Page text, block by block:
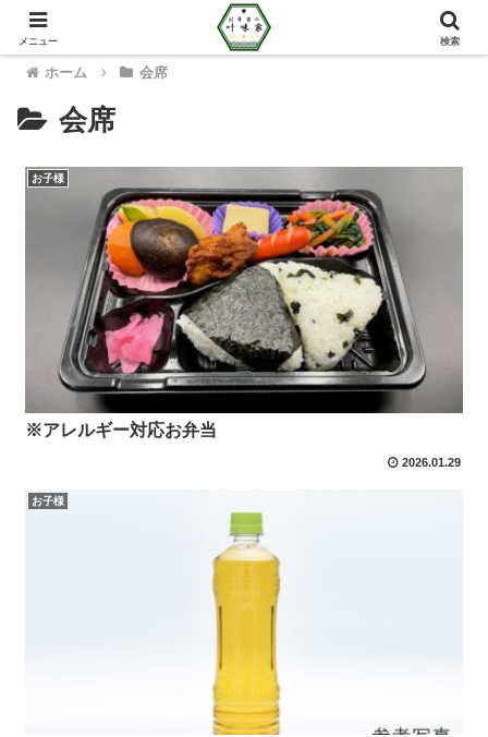
ホーム 会席
会席
お子様
※アレルギー対応お弁当
2026.01.29
お子様
メニュー 検索